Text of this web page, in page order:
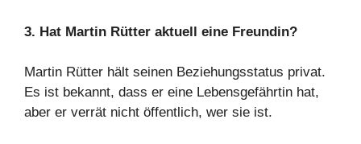
3. Hat Martin Rütter aktuell eine Freundin?
Martin Rütter hält seinen Beziehungsstatus privat.
Es ist bekannt, dass er eine Lebensgefährtin hat,
aber er verrät nicht öffentlich, wer sie ist.